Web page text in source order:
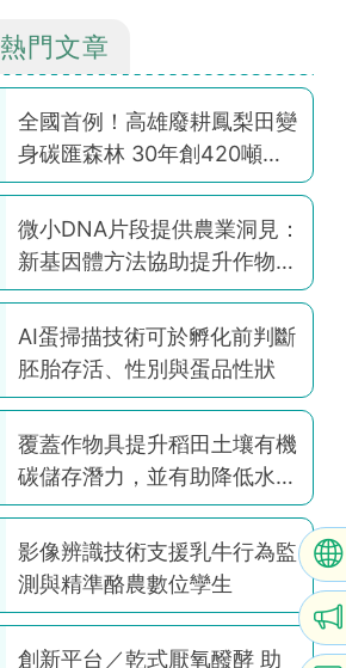
熱門文章
全國首例！高雄廢耕鳳梨田變
身碳匯森林 30年創420噸碳
權
微小DNA片段提供農業洞見：
新基因體方法協助提升作物韌
性
AI蛋掃描技術可於孵化前判斷
胚胎存活、性別與蛋品性狀
覆蓋作物具提升稻田土壤有機
碳儲存潛力，並有助降低水稻
耕作全球暖化潛勢
影像辨識技術支援乳牛行為監
測與精準酪農數位孿生
創新平台／乾式厭氧醱酵 助